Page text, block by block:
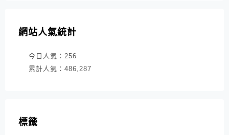
網站人氣統計
今日人氣： 256
累計人氣： 486,287
標籤